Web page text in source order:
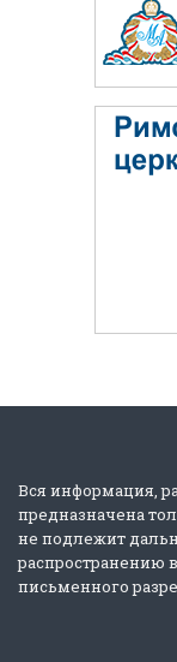
Вся информация,
предназначена
не подлежит
распространению
письменного